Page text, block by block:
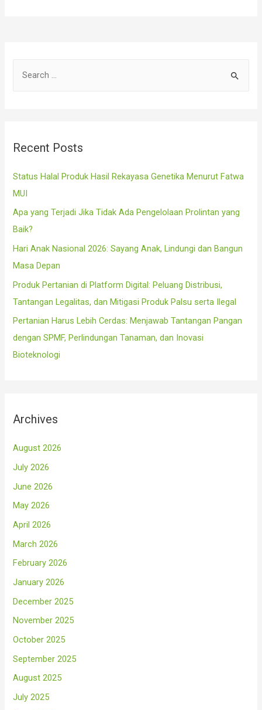
h
Recent Posts
Status Halal Produk Hasil Rekayasa Genetika Menurut Fatwa
MUI
Apa yang Terjadi Jika Tidak Ada Pengelolaan Prolintan yang
Baik?
Hari Anak Nasional 2026: Sayang Anak, Lindungi dan Bangun
Masa Depan
Produk Pertanian di Platform Digital: Peluang Distribusi,
Tantangan Legalitas, dan Mitigasi Produk Palsu serta Ilegal
Pertanian Harus Lebih Cerdas: Menjawab Tantangan Pangan
dengan SPMF, Perlindungan Tanaman, dan Inovasi
Bioteknologi
Archives
August 2026
July 2026
June 2026
May 2026
April 2026
March 2026
February 2026
January 2026
December 2025
November 2025
October 2025
September 2025
August 2025
July 2025